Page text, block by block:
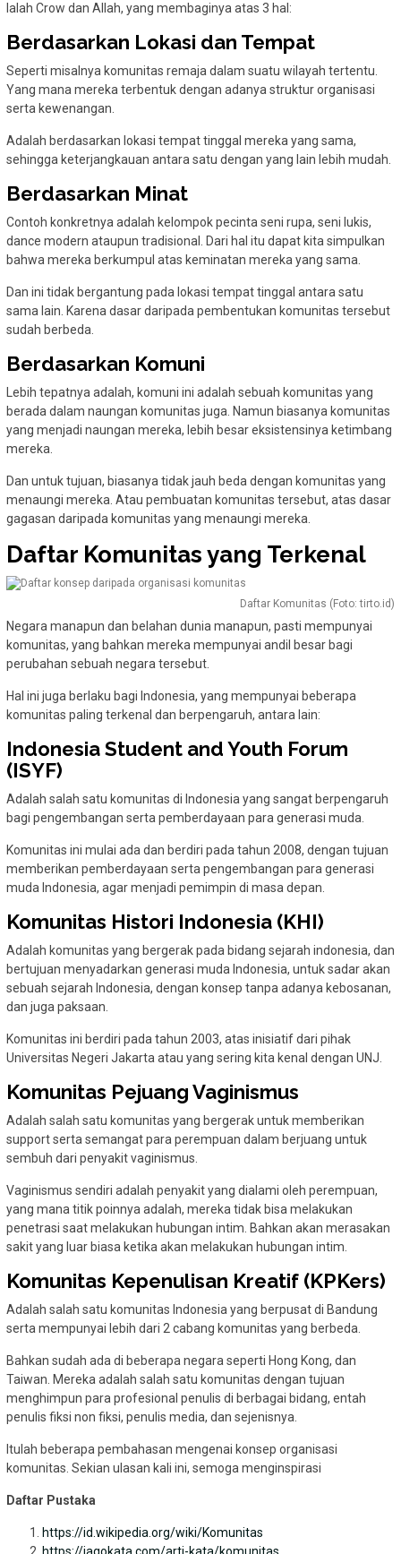
Ialah Crow dan Allah, yang membaginya atas 3 hal:
Berdasarkan Lokasi dan Tempat
Seperti misalnya komunitas remaja dalam suatu wilayah tertentu.
Yang mana mereka terbentuk dengan adanya struktur organisasi
serta kewenangan.
Adalah berdasarkan lokasi tempat tinggal mereka yang sama,
sehingga keterjangkauan antara satu dengan yang lain lebih mudah.
Berdasarkan Minat
Contoh konkretnya adalah kelompok pecinta seni rupa, seni lukis,
dance modern ataupun tradisional. Dari hal itu dapat kita simpulkan
bahwa mereka berkumpul atas keminatan mereka yang sama.
Dan ini tidak bergantung pada lokasi tempat tinggal antara satu
sama lain. Karena dasar daripada pembentukan komunitas tersebut
sudah berbeda.
Berdasarkan Komuni
Lebih tepatnya adalah, komuni ini adalah sebuah komunitas yang
berada dalam naungan komunitas juga. Namun biasanya komunitas
yang menjadi naungan mereka, lebih besar eksistensinya ketimbang
mereka.
Dan untuk tujuan, biasanya tidak jauh beda dengan komunitas yang
menaungi mereka. Atau pembuatan komunitas tersebut, atas dasar
gagasan daripada komunitas yang menaungi mereka.
Daftar Komunitas yang Terkenal
Daftar Komunitas (Foto: tirto.id)
Negara manapun dan belahan dunia manapun, pasti mempunyai
komunitas, yang bahkan mereka mempunyai andil besar bagi
perubahan sebuah negara tersebut.
Hal ini juga berlaku bagi Indonesia, yang mempunyai beberapa
komunitas paling terkenal dan berpengaruh, antara lain:
Indonesia Student and Youth Forum
(ISYF)
Adalah salah satu komunitas di Indonesia yang sangat berpengaruh
bagi pengembangan serta pemberdayaan para generasi muda.
Komunitas ini mulai ada dan berdiri pada tahun 2008, dengan tujuan
memberikan pemberdayaan serta pengembangan para generasi
muda Indonesia, agar menjadi pemimpin di masa depan.
Komunitas Histori Indonesia (KHI)
Adalah komunitas yang bergerak pada bidang sejarah indonesia, dan
bertujuan menyadarkan generasi muda Indonesia, untuk sadar akan
sebuah sejarah Indonesia, dengan konsep tanpa adanya kebosanan,
dan juga paksaan.
Komunitas ini berdiri pada tahun 2003, atas inisiatif dari pihak
Universitas Negeri Jakarta atau yang sering kita kenal dengan UNJ.
Komunitas Pejuang Vaginismus
Adalah salah satu komunitas yang bergerak untuk memberikan
support serta semangat para perempuan dalam berjuang untuk
sembuh dari penyakit vaginismus.
Vaginismus sendiri adalah penyakit yang dialami oleh perempuan,
yang mana titik poinnya adalah, mereka tidak bisa melakukan
penetrasi saat melakukan hubungan intim. Bahkan akan merasakan
sakit yang luar biasa ketika akan melakukan hubungan intim.
Komunitas Kepenulisan Kreatif (KPKers)
Adalah salah satu komunitas Indonesia yang berpusat di Bandung
serta mempunyai lebih dari 2 cabang komunitas yang berbeda.
Bahkan sudah ada di beberapa negara seperti Hong Kong, dan
Taiwan. Mereka adalah salah satu komunitas dengan tujuan
menghimpun para profesional penulis di berbagai bidang, entah
penulis fiksi non fiksi, penulis media, dan sejenisnya.
Itulah beberapa pembahasan mengenai konsep organisasi
komunitas. Sekian ulasan kali ini, semoga menginspirasi
Daftar Pustaka
https://id.wikipedia.org/wiki/Komunitas